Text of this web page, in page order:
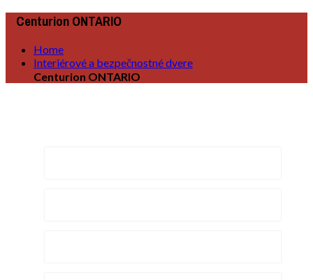
Centurion ONTARIO
Home
Interiérové a bezpečnostné dvere
Centurion ONTARIO